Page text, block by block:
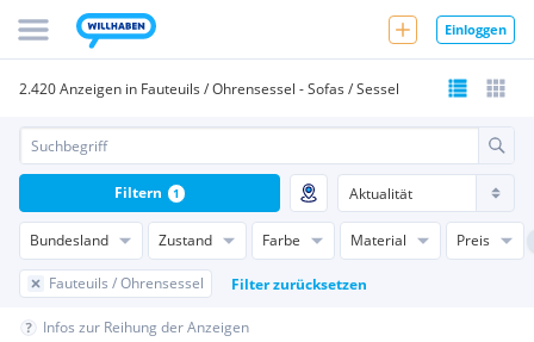
Einloggen
2.420 Anzeigen in Fauteuils / Ohrensessel - Sofas / Sessel
Bundesland Zustand Farbe Material Preis
Fauteuils / Ohrensessel Filter zurücksetzen
Filtern 1
Infos zur Reihung der Anzeigen